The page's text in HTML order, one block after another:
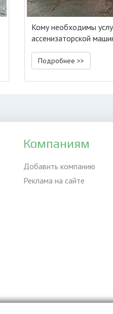
Кому необходимы
ассенизаторской
Подробнее >>
Компаниям
Добавить компанию
Реклама на сайте